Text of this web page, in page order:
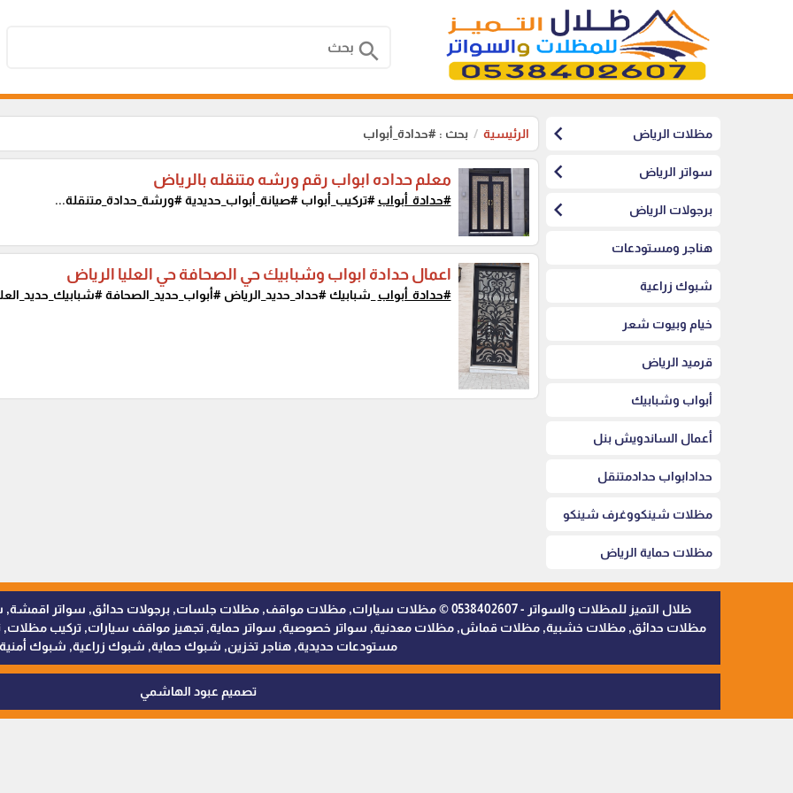
search
مظلات الرياض chevron_left
سواتر الرياض chevron_left
برجولات الرياض chevron_left
هناجر ومستودعات
شبوك زراعية
خيام وبيوت شعر
قرميد الرياض
أبواب وشبابيك
أعمال الساندويش بنل
حدادابواب حدادمتنقل
مظلات شينكووغرف شينكو
مظلات حماية الرياض
الرئيسية بحث : #حدادة_أبواب
معلم حداده ابواب رقم ورشه متنقله بالرياض
#حدادة_أبواب #تركيب_أبواب #صيانة_أبواب_حديدية #ورشة_حدادة_متنقلة...
اعمال حدادة ابواب وشبابيك حي الصحافة حي العليا الرياض
#حدادة_أبواب _شبابيك #حداد_حديد_الرياض #أبواب_حديد_الصحافة
ظلال التميز للمظلات والسواتر - 0538402607 © مظلات سيارات, مظلات مواقف, مظلات جلسات, برجولات
مظلات حدائق, مظلات خشبية, مظلات قماش, مظلات معدنية, سواتر خصوصية, سواتر حماية, تجهيز مواقف سيارات, تركيب مظلات,
مستودعات حديدية, هناجر تخزين, شبوك حماية, شبوك زراعية, شبوك أمنية
تصميم عبود الهاشمي